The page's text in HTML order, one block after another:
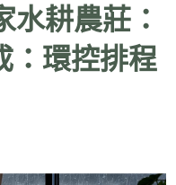
水耕農莊：
：環控排程